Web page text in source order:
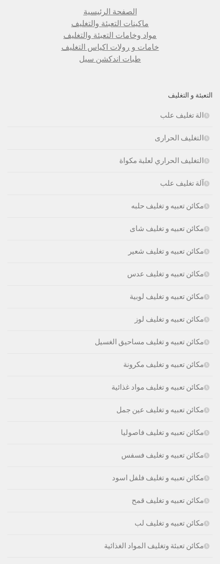
الصفحة الرئيسية
ماكينات التعبئة والتغليف
مواد وخامات التعبئة والتغليف
خامات و رولات اكياس التغليف
طبات اندكشن سيل
التعبئة و التغليف
الة تغليف علب
التغليف الحرارى
التغليف الحراري لعلبة مكواة
آلة تغليف علب
مكائن تعبيه و تغليف حلبه
مكائن تعبيه و تغليف شاى
مكائن تعبيه و تغليف شعير
مكائن تعبيه و تغليف عدس
مكائن تعبيه و تغليف لوبية
مكائن تعبيه و تغليف لوز
مكائن تعبيه و تغليف مساحيق الغسيل
مكائن تعبيه و تغليف مكرونة
مكائن تعبيه و تغليف مواد غذائية
مكائن تعبيه و تغليف عين جمل
مكائن تعبيه و تغليف فاصوليا
مكائن تعبيه و تغليف فسفس
مكائن تعبيه و تغليف فلفل اسود
مكائن تعبيه و تغليف قمح
مكائن تعبيه و تغليف لب
مكائن تعبئة وتغليف المواد الغذائية